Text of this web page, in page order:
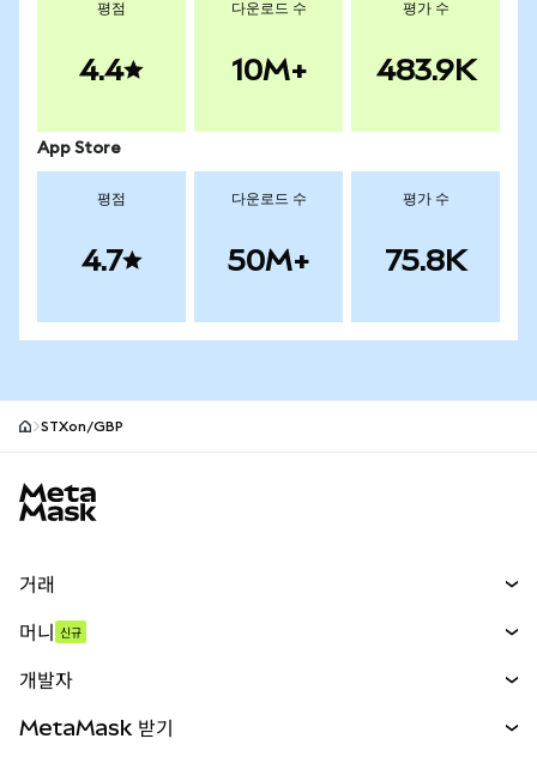
평점
4.4
다운로드 수
10M+
평가 수
483.9K
App Store
평점
4.7
다운로드 수
50M+
평가 수
75.8K
STXon/GBP
거래
무기한 선물
실물자산
머니 신규
개발자
MetaMask 받기